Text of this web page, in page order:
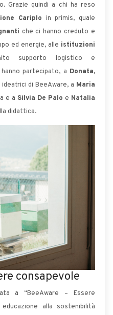
Grazie quindi a chi ha reso
Cariplo in primis, quale
che ci hanno creduto e
ed energie, alle istituzioni
supporto logistico e
partecipato, a Donata,
ideatrici di BeeAware, a Maria
e a Silvia De Palo e Natalia
didattica.
consapevole
a “BeeAware – Essere
alla sostenibilità